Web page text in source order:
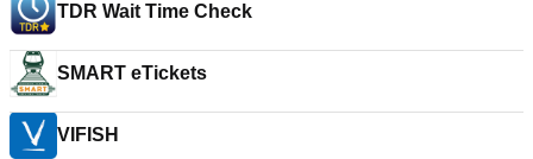
TDR Wait Time Check
SMART eTickets
VIFISH